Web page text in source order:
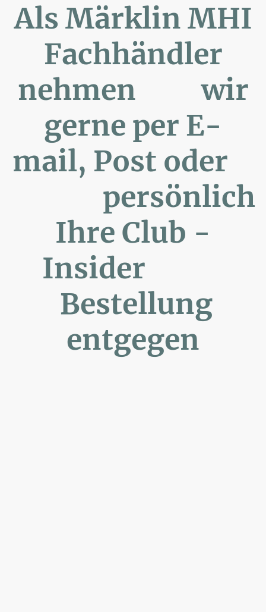
Als Märklin MHI
Fachhändler
nehmen wir
gerne per E-
mail, Post oder
persönlich
Ihre Club -
Insider
Bestellung
entgegen